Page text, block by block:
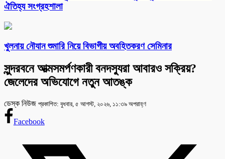
ঐতিহ্য সংগ্রহশালা
খুলনায় নৌযান শুমারি নিয়ে বিভাগীয় অবহিতকরণ সেমিনার
সুন্দরবনে আত্মসমর্পণকারী বনদস্যুরা আবারও সক্রিয়?
জেলেদের অভিযোগে নতুন আতঙ্ক
ডেস্ক নিউজ প্রকাশিত: বুধবার, ৫ আগস্ট, ২০২৬, ১১:৩৯ অপরাহ্ণ
Facebook